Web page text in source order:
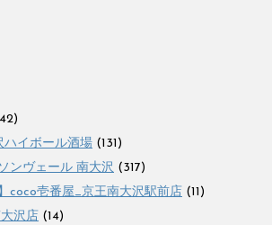
ハイボール酒場 (131)
ンヴェール 南大沢 (317)
】coco壱番屋_京王南大沢駅前店 (11)
沢店 (14)